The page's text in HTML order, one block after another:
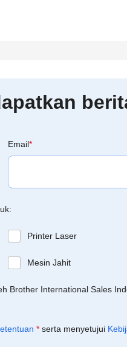
Email*
Printer Laser
Mesin Jahit
Brother International Sales
* serta menyetujui